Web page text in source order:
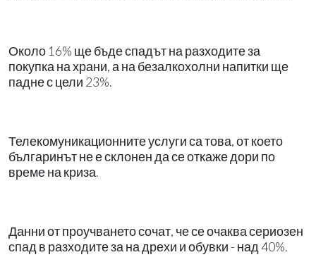
Около 16% ще бъде спадът на разходите за
покупка на храни, а на безалкохолни напитки ще
падне с цели 23%.
Телекомуникационните услуги са това, от което
българинът не е склонен да се откаже дори по
време на криза.
Данни от проучването сочат, че се очаква сериозен
спад в разходите за на дрехи и обувки - над 40%.